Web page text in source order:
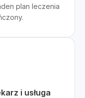
plan leczenia
i usługa